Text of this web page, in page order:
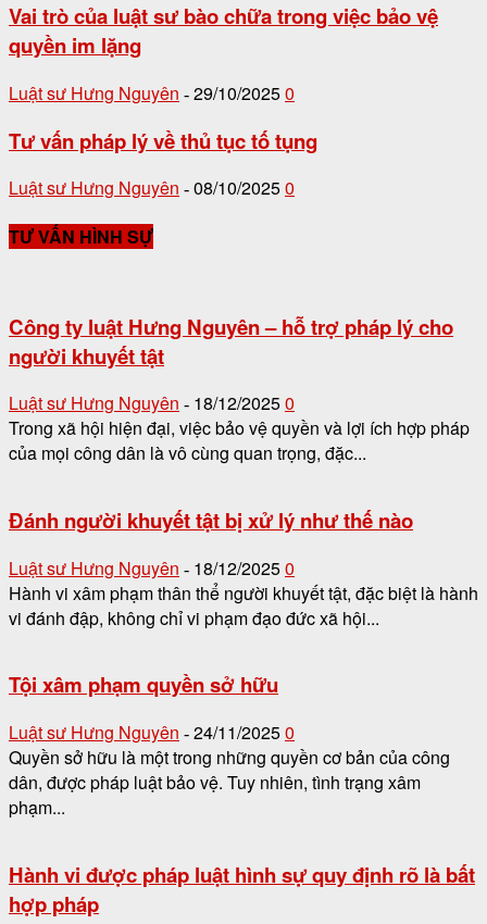
Vai trò của luật sư bào chữa trong việc bảo vệ
quyền im lặng
Luật sư Hưng Nguyên - 29/10/20250
Tư vấn pháp lý về thủ tục tố tụng
Luật sư Hưng Nguyên - 08/10/20250
TƯ VẤN HÌNH SỰ
Công ty luật Hưng Nguyên – hỗ trợ pháp lý cho
người khuyết tật
Luật sư Hưng Nguyên - 18/12/20250
Trong xã hội hiện đại, việc bảo vệ quyền và lợi ích hợp pháp
của mọi công dân là vô cùng quan trọng, đặc...
Đánh người khuyết tật bị xử lý như thế nào
Luật sư Hưng Nguyên - 18/12/20250
Hành vi xâm phạm thân thể người khuyết tật, đặc biệt là hành
vi đánh đập, không chỉ vi phạm đạo đức xã hội...
Tội xâm phạm quyền sở hữu
Luật sư Hưng Nguyên - 24/11/20250
Quyền sở hữu là một trong những quyền cơ bản của công
dân, được pháp luật bảo vệ. Tuy nhiên, tình trạng xâm
phạm...
Hành vi được pháp luật hình sự quy định rõ là bất
hợp pháp